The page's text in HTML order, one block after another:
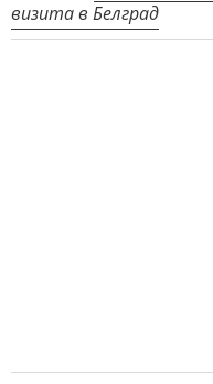
визита в Белград